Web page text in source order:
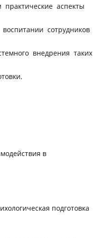
практические аспекты
сотрудников
внедрения таких
в
подготовка